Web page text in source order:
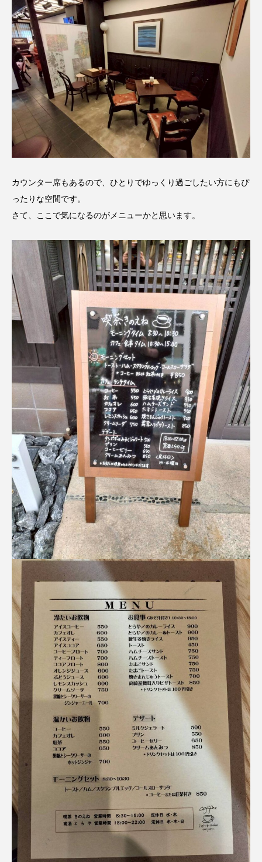
カウンター席もあるので、ひとりでゆっくり過ごしたい方にもぴ
ったりな空間です。
さて、ここで気になるのがメニューかと思います。